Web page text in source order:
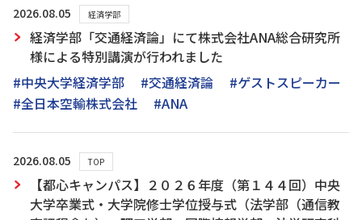
2026.08.05 経済学部
経済学部「交通経済論」にて株式会社ANA総合研究所
様による特別講演が行われました
#中央大学経済学部
#交通経済論
#ゲストスピーカー
#全日本空輸株式会社
#ANA
2026.08.05 TOP
【都心キャンパス】２０２６年度（第１４４回）中央
大学卒業式・大学院修士学位授与式（法学部（通信教